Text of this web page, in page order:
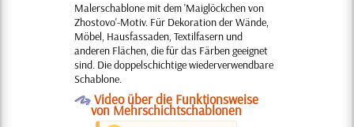
Malerschablone mit dem 'Maiglöckchen von
Zhostovo'-Motiv. Für Dekoration der Wände,
Möbel, Hausfassaden, Textilfasern und
anderen Flächen, die für das Färben geeignet
sind. Die doppelschichtige wiederverwendbare
Schablone.
O Video über die Funktionsweise
von Mehrschichtschablonen